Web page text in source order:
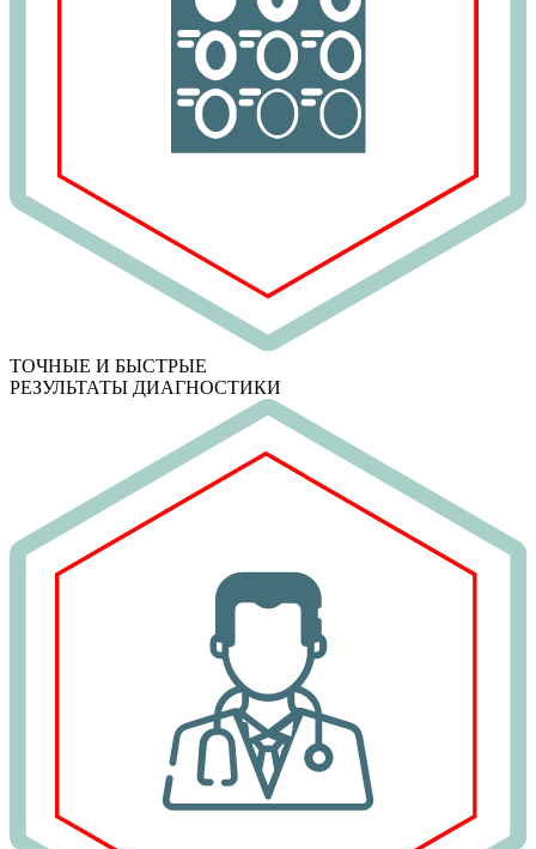
ТОЧНЫЕ И БЫСТРЫЕ
РЕЗУЛЬТАТЫ ДИАГНОСТИКИ